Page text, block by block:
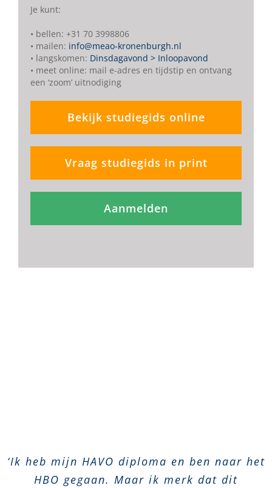
Je kunt:
• bellen: +31 70 3998806
• mailen: info@meao-kronenburgh.nl
• langskomen: Dinsdagavond > Inloopavond
• meet online: mail e-adres en tijdstip en ontvang
een ‘zoom’ uitnodiging
Bekijk studiegids online
Vraag studiegids in print
Aanmelden
‘Ik heb mijn HAVO diploma en ben naar het
HBO gegaan. Maar ik merk dat dit